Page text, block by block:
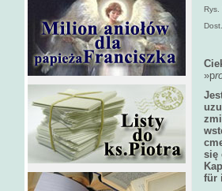
Rys.
»p
się
für